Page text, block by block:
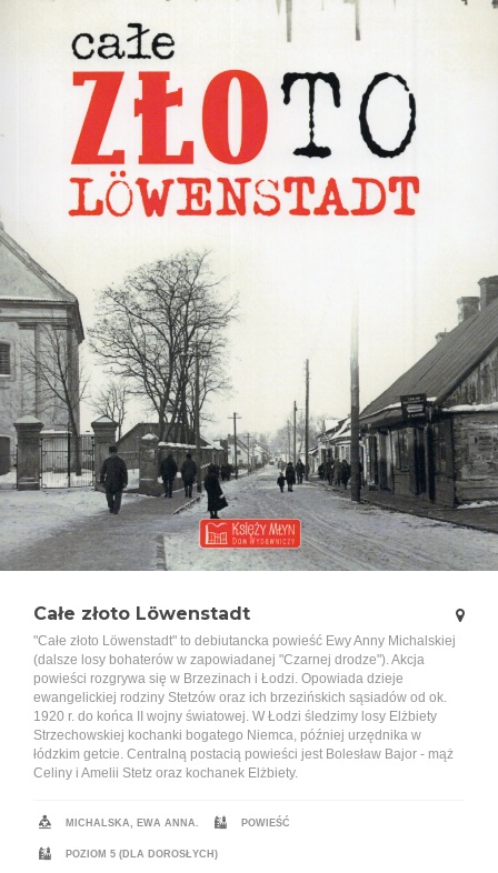
Całe złoto Löwenstadt
"Całe złoto Löwenstadt" to debiutancka powieść Ewy Anny Michalskiej
(dalsze losy bohaterów w zapowiadanej "Czarnej drodze"). Akcja
powieści rozgrywa się w Brzezinach i Łodzi. Opowiada dzieje
ewangelickiej rodziny Stetzów oraz ich brzezińskich sąsiadów od ok.
1920 r. do końca II wojny światowej. W Łodzi śledzimy losy Elżbiety
Strzechowskiej kochanki bogatego Niemca, później urzędnika w
łódzkim getcie. Centralną postacią powieści jest Bolesław Bajor - mąż
Celiny i Amelii Stetz oraz kochanek Elżbiety.
MICHALSKA, EWA ANNA. POWIEŚĆ
POZIOM 5 (DLA DOROSŁYCH)